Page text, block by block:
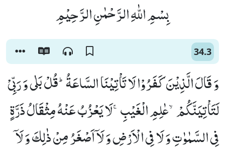
بِسْمِ اللّٰهِ الرَّحْمٰنِ الرَّحِیْمِ
34.3
وَ قَالَ الَّذِیْنَ كَفَرُوْا لَا تَاْتِیْنَا السَّاعَةُؕ-قُلْ بَلٰى وَ رَبِّیْ
لَتَاْتِیَنَّكُمْۙ-عٰلِمِ الْغَیْبِۚ-لَا یَعْزُبُ عَنْهُ مِثْقَالُ ذَرَّةٍ
فِی السَّمٰوٰتِ وَ لَا فِی الْاَرْضِ وَ لَاۤ اَصْغَرُ مِنْ ذٰلِكَ وَ لَاۤ